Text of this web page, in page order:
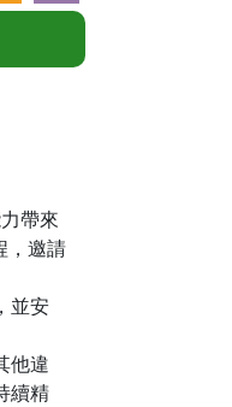
帶來
，邀請
並安
他違
續精